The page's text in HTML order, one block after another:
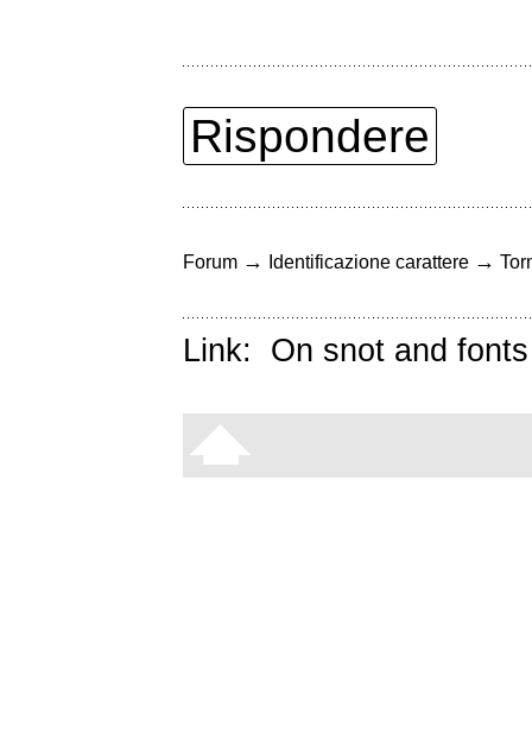
Rispondere
Forum → Identificazione carattere →
Link: On snot and fonts